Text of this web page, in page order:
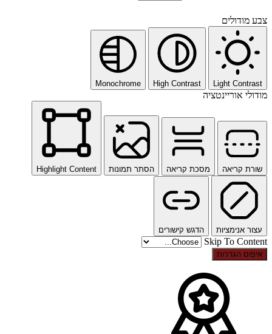
צבע מודולים
Light Contrast
High Contrast
Monochrome
מודולי אוריינטציה
שורת קריאה מסכת קריאה הסתר תמונות Highlight Content
עצור אנימציות הדגש קישורים
Skip To Content
איפוס הגדרות